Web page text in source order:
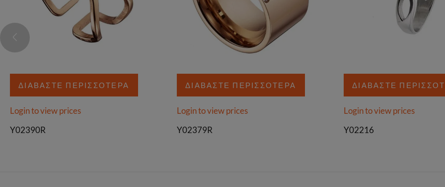
ΔΙΑΒΆΣΤΕ ΠΕΡΙΣΣΌΤΕΡΑ
Login to view prices
Y02390R
ΔΙΑΒΆΣΤΕ ΠΕΡΙΣΣΌΤΕΡΑ
Login to view prices
Y02379R
ΔΙΑΒΆΣΤΕ
Login to view prices
Y02216